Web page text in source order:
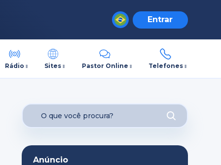
Entrar
Rádio Sites Pastor Online Telefones
Anúncio